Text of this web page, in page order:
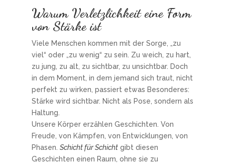
Warum Verletzlichkeit eine Form
von Stärke ist
Viele Menschen kommen mit der Sorge, „zu
viel“ oder „zu wenig“ zu sein. Zu weich, zu hart,
zu jung, zu alt, zu sichtbar, zu unsichtbar. Doch
in dem Moment, in dem jemand sich traut, nicht
perfekt zu wirken, passiert etwas Besonderes:
Stärke wird sichtbar. Nicht als Pose, sondern als
Haltung.
Unsere Körper erzählen Geschichten. Von
Freude, von Kämpfen, von Entwicklungen, von
Phasen. Schicht für Schicht gibt diesen
Geschichten einen Raum, ohne sie zu